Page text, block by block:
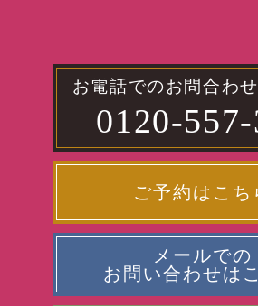
お電話でのお問合わ
0120-
ご予約はこち
メールでの
お問い合わせは